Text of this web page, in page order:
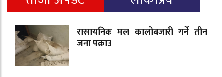
रासायनिक मल कालोबजारी गर्ने तीन
जना पक्राउ